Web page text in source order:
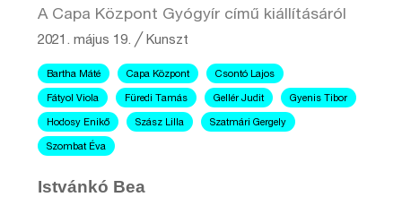
A Capa Központ Gyógyír című kiállításáról
2021. május 19. ╱ Kunszt
Bartha Máté Capa Központ Csontó Lajos
Fátyol Viola Füredi Tamás Gellér Judit Gyenis Tibor
Hodosy Enikő Szász Lilla Szatmári Gergely
Szombat Éva
Istvánkó Bea